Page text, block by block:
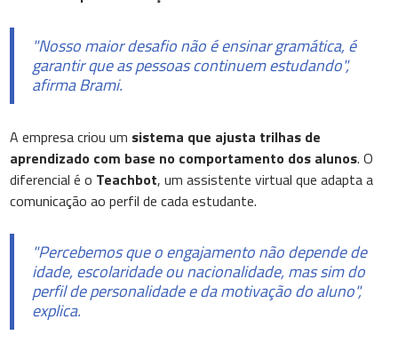
"Nosso maior desafio não é ensinar gramática, é
garantir que as pessoas continuem estudando",
afirma Brami.
A empresa criou um sistema que ajusta trilhas de
aprendizado com base no comportamento dos alunos. O
diferencial é o Teachbot, um assistente virtual que adapta a
comunicação ao perfil de cada estudante.
"Percebemos que o engajamento não depende de
idade, escolaridade ou nacionalidade, mas sim do
perfil de personalidade e da motivação do aluno",
explica.